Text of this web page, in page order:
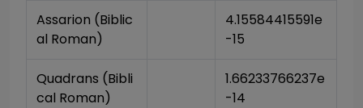
Assarion (Biblic
al Roman)
4.15584415591e
-15
Quadrans (Bibli
cal Roman)
1.66233766237e
-14